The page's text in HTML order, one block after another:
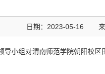
日期：2023-05-16
小组对渭南师范学院朝阳校